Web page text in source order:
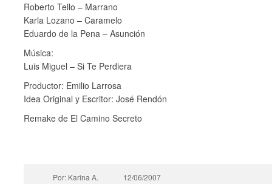
Roberto Tello – Marrano
Karla Lozano – Caramelo
Eduardo de la Pena – Asunción
Música:
Luis Miguel – Si Te Perdiera
Productor: Emilio Larrosa
Idea Original y Escritor: José Rendón
Remake de El Camino Secreto
Por: Karina A.
12/06/2007